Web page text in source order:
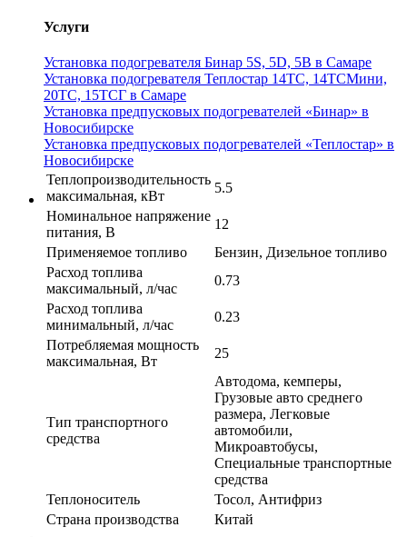
Услуги
Установка подогревателя Бинар 5S, 5D, 5B в Самаре
Установка подогревателя Теплостар 14ТС, 14ТСМини,
20ТС, 15ТСГ в Самаре
Установка предпусковых подогревателей «Бинар» в
Новосибирске
Установка предпусковых подогревателей «Теплостар» в
Новосибирске
Теплопроизводительность
максимальная, кВт
5.5
Номинальное напряжение
питания, В
12
Применяемое топливо
Бензин, Дизельное топливо
Расход топлива
максимальный, л/час
0.73
Расход топлива
минимальный, л/час
0.23
Потребляемая мощность
максимальная, Вт
25
Тип транспортного
средства
Автодома, кемперы,
Грузовые авто среднего
размера, Легковые
автомобили,
Микроавтобусы,
Специальные транспортные
средства
Теплоноситель
Тосол, Антифриз
Страна производства
Китай